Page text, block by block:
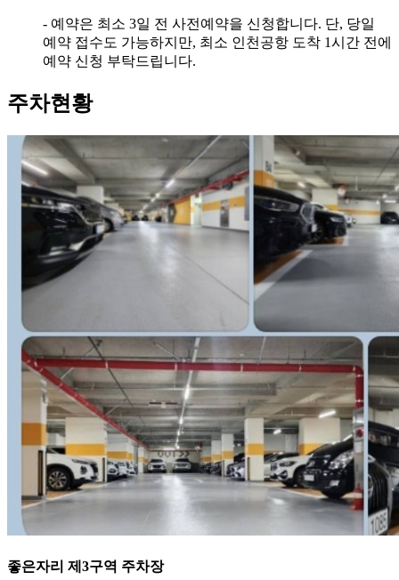
- 예약은 최소 3일 전 사전예약을 신청합니다. 단, 당일
예약 접수도 가능하지만, 최소 인천공항 도착 1시간 전에
예약 신청 부탁드립니다.
주차현황
좋은자리 제3구역 주차장